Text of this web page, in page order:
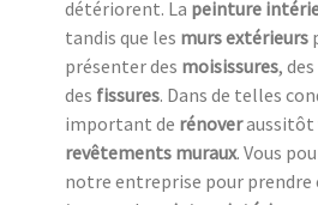
détériorent. La peinture
tandis que les murs extérieurs
présenter des moisissures,
des fissures. Dans de telles
important de rénoveraussitôt
revêtements muraux. Vous
notre entreprise pour prendre